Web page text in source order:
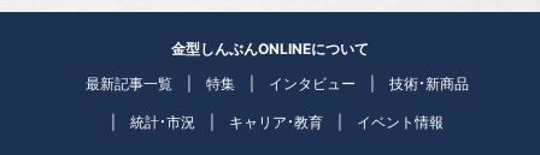
金型しんぶんONLINEについて
最新記事一覧
特集 インタビュー 技術・新商品
統計・市況 キャリア・教育 イベント情報